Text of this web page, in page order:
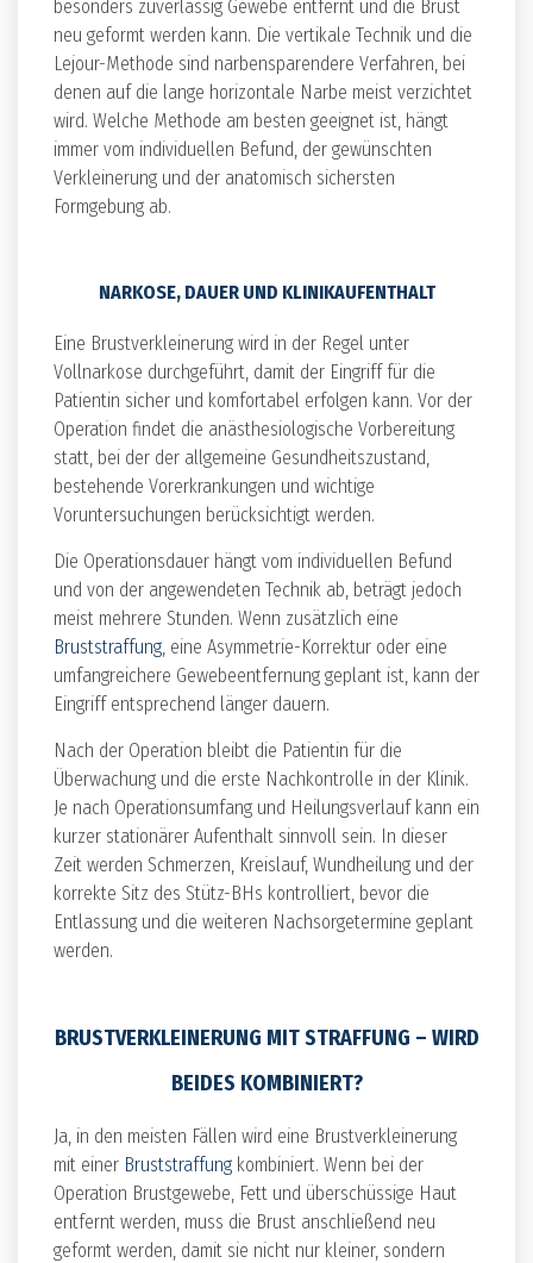
besonders zuverlässig Gewebe entfernt und die Brust
neu geformt werden kann. Die vertikale Technik und die
Lejour-Methode sind narbensparendere Verfahren, bei
denen auf die lange horizontale Narbe meist verzichtet
wird. Welche Methode am besten geeignet ist, hängt
immer vom individuellen Befund, der gewünschten
Verkleinerung und der anatomisch sichersten
Formgebung ab.
NARKOSE, DAUER UND KLINIKAUFENTHALT
Eine Brustverkleinerung wird in der Regel unter
Vollnarkose durchgeführt, damit der Eingriff für die
Patientin sicher und komfortabel erfolgen kann. Vor der
Operation findet die anästhesiologische Vorbereitung
statt, bei der der allgemeine Gesundheitszustand,
bestehende Vorerkrankungen und wichtige
Voruntersuchungen berücksichtigt werden.
Die Operationsdauer hängt vom individuellen Befund
und von der angewendeten Technik ab, beträgt jedoch
meist mehrere Stunden. Wenn zusätzlich eine
Bruststraffung, eine Asymmetrie-Korrektur oder eine
umfangreichere Gewebeentfernung geplant ist, kann der
Eingriff entsprechend länger dauern.
Nach der Operation bleibt die Patientin für die
Überwachung und die erste Nachkontrolle in der Klinik.
Je nach Operationsumfang und Heilungsverlauf kann ein
kurzer stationärer Aufenthalt sinnvoll sein. In dieser
Zeit werden Schmerzen, Kreislauf, Wundheilung und der
korrekte Sitz des Stütz-BHs kontrolliert, bevor die
Entlassung und die weiteren Nachsorgetermine geplant
werden.
BRUSTVERKLEINERUNG MIT STRAFFUNG – WIRD
BEIDES KOMBINIERT?
Ja, in den meisten Fällen wird eine Brustverkleinerung
mit einer Bruststraffung kombiniert. Wenn bei der
Operation Brustgewebe, Fett und überschüssige Haut
entfernt werden, muss die Brust anschließend neu
geformt werden, damit sie nicht nur kleiner, sondern